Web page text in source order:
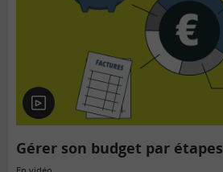
En
vidéo
Gérer son budget par étapes